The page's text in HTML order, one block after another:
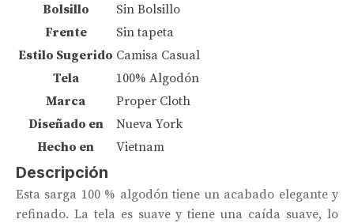
Bolsillo
Sin Bolsillo
Frente
Sin tapeta
Estilo Sugerido Camisa Casual
Tela
100% Algodón
Marca
Proper Cloth
Diseñado en
Nueva York
Hecho en
Vietnam
Descripción
Esta sarga 100 % algodón tiene un acabado elegante y
refinado. La tela es suave y tiene una caída suave, lo